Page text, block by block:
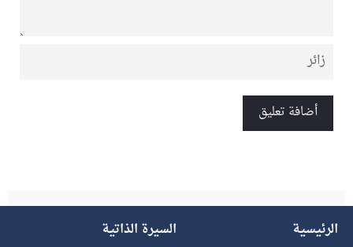
الرئيسية
السيرة الذاتية